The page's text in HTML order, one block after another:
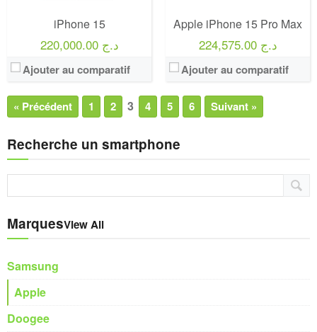
iPhone 15
220,000.00 د.ج
Ajouter au comparatif
Apple iPhone 15 Pro Max
224,575.00 د.ج
Ajouter au comparatif
« Précédent 1 2 3 4 5 6 Suivant »
Recherche un smartphone
MarquesView All
Samsung
Apple
Doogee